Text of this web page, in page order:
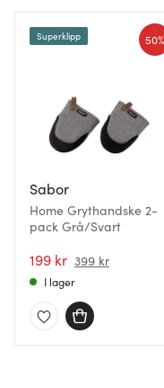
Sabor
Home Grythandske 2-
pack Grå/Svart
199 kr 399 kr
50%
Superklipp
I lager